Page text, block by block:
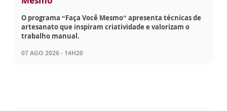
O programa “Faça Você Mesmo” apresenta técnicas de
artesanato que inspiram criatividade e valorizam o
trabalho manual.
07 AGO 2026 - 14H20